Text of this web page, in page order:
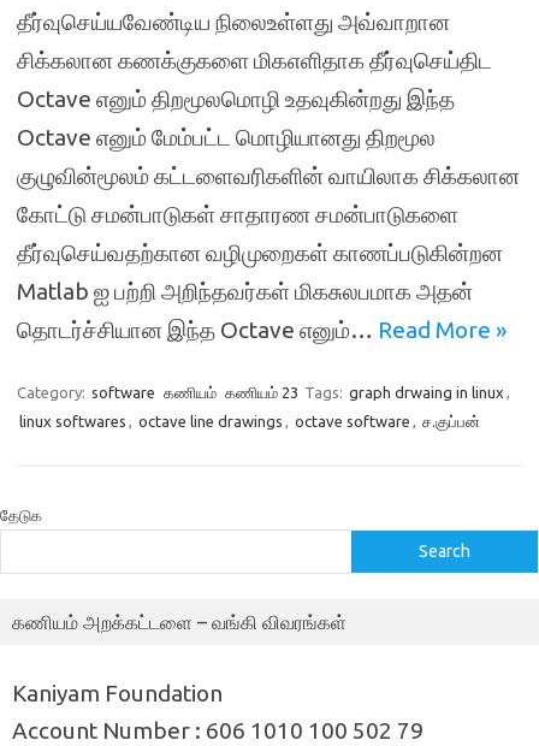
தீர்வுசெய்யவேண்டிய நிலைஉள்ளது அவ்வாறான
சிக்கலான கணக்குகளை மிகஎளிதாக தீர்வுசெய்திட
Octave எனும் திறமூலமொழி உதவுகின்றது இந்த
Octave எனும் மேம்பட்ட மொழியானது திறமூல
குழுவின்மூலம் கட்டளைவரிகளின் வாயிலாக சிக்கலான
கோட்டு சமன்பாடுகள் சாதாரண சமன்பாடுகளை
தீர்வுசெய்வதற்கான வழிமுறைகள் காணப்படுகின்றன
Matlab ஐ பற்றி அறிந்தவர்கள் மிகசுலபமாக அதன்
தொடர்ச்சியான இந்த Octave எனும்… Read More »
Category: software கணியம் கணியம் 23 Tags: graph drwaing in linux ,
linux softwares , octave line drawings , octave software , ச.குப்பன்
தேடுக
Search
கணியம் அறக்கட்டளை – வங்கி விவரங்கள்
Kaniyam Foundation
Account Number : 606 1010 100 502 79